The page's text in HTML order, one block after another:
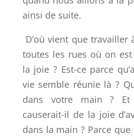
ainsi de suite.
D’où vient que travailler
toutes les rues où on est
la joie ? Est-ce parce
vie semble réunie là ?
dans votre main ? Et
causerait-il de la joie
dans la main ? Parce